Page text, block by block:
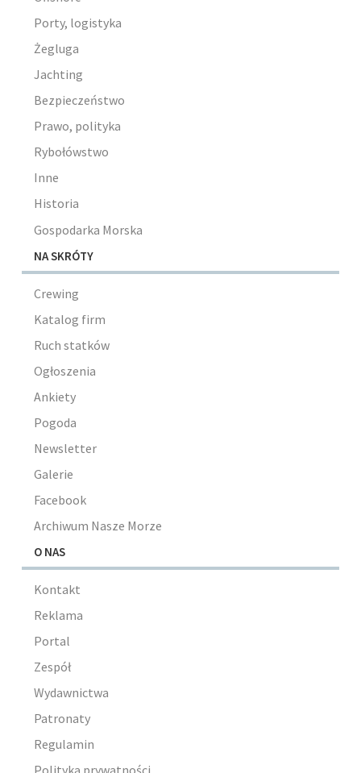
Porty, logistyka
Żegluga
Jachting
Bezpieczeństwo
Prawo, polityka
Rybołówstwo
Inne
Historia
Gospodarka Morska
NA SKRÓTY
Crewing
Katalog firm
Ruch statków
Ogłoszenia
Ankiety
Pogoda
Newsletter
Galerie
Facebook
Archiwum Nasze Morze
O NAS
Kontakt
Reklama
Portal
Zespół
Wydawnictwa
Patronaty
Regulamin